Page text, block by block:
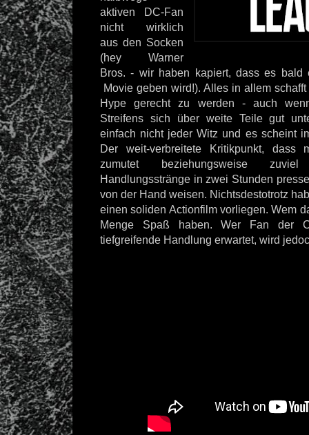
aktiven DC-Fan
nicht wirklich
aus den Socken
(hey Warner
Bros. - wir haben kapiert, dass es
Movie geben wird!). Alles in allem
Hype gerecht zu werden - auch
Streifens sich über weite Teile gut
einfach nicht jeder Witz und es scheint
Der weit-verbreitete Kritikpunkt,
zumutet beziehungsweise
Handlungsstränge in zwei Stunden
von der Hand weisen. Nichtsdestotrotz
einen soliden Actionfilm vorliegen. Wem
Menge Spaß haben. Wer Fan der
tiefgreifende Handlung erwartet, wird